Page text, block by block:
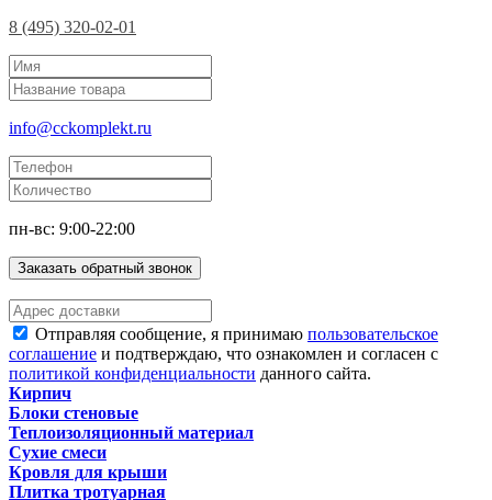
8 (495) 320-02-01
info@cckomplekt.ru
пн-вс: 9:00-22:00
Заказать обратный звонок
Отправляя сообщение, я принимаю пользовательское
соглашение и подтверждаю, что ознакомлен и согласен с
политикой конфиденциальности данного сайта.
Кирпич
Блоки стеновые
Теплоизоляционный материал
Сухие смеси
Кровля для крыши
Плитка тротуарная